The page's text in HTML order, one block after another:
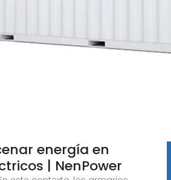
energía en
| NenPower